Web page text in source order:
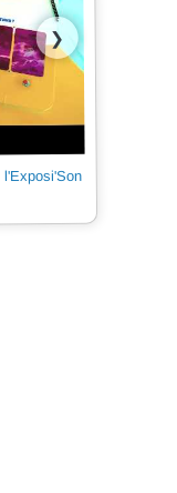
❯
l'Exposi'Son